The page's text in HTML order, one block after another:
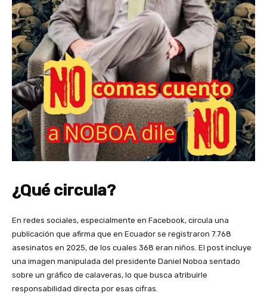
¿Qué circula?
En redes sociales, especialmente en Facebook, circula una
publicación que afirma que en Ecuador se registraron 7.768
asesinatos en 2025, de los cuales 368 eran niños. El post incluye
una imagen manipulada del presidente Daniel Noboa sentado
sobre un gráfico de calaveras, lo que busca atribuirle
responsabilidad directa por esas cifras.